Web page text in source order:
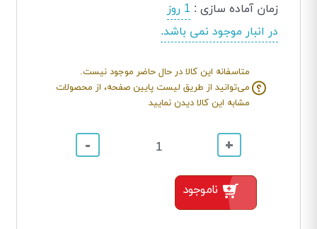
زمان آماده سازی :1 روز
در انبار موجود نمی باشد.
متاسفانه این کالا در حال حاضر موجود نیست.
می‌توانید از طریق لیست پایین صفحه، از محصولات
مشابه این کالا دیدن نمایید
+
-
ناموجود